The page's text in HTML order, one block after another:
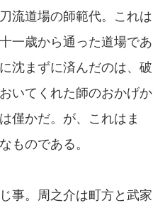
流道場の師範代。これは
一歳から通った道場であ
沈まずに済んだのは、破
いてくれた師のおかげか
僅かだ。が、これはま
ものである。
事。周之介は町方と武家